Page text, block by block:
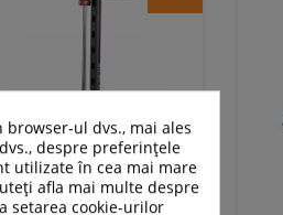
ul dvs., mai ales
despre preferințele
utilizate în cea mai mare
afla mai multe despre
setarea cookie-urilor